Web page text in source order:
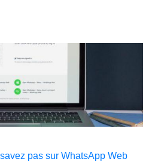
pas sur WhatsApp Web